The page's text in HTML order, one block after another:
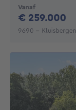
Vanaf
€ 259.000
9690 - Kluisbergen